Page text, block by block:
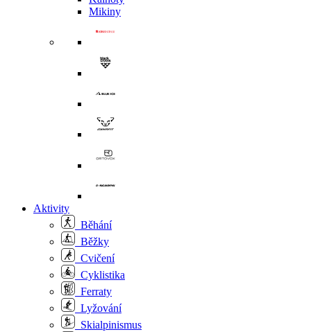
Mikiny
Aktivity
Běhání
Běžky
Cvičení
Cyklistika
Ferraty
Lyžování
Skialpinismus